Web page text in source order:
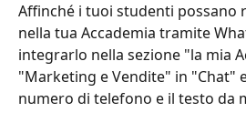
Affinché i tuoi studenti possano
nella tua Accademia tramite
integrarlo nella sezione "la mia
"Marketing e Vendite" in "Chat"
numero di telefono e il testo da